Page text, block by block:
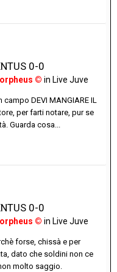
0-0
© in Live Juve
DEVI MANGIARE IL
per farti notare, pur se
Guarda cosa...
0-0
© in Live Juve
forse, chissà e per
dato che soldini non ce
molto saggio.